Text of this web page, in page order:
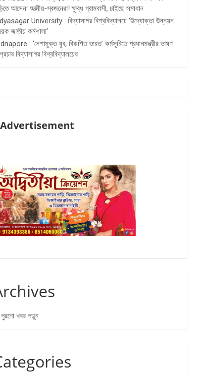
আসেনা আত্মীয়-স্বজনেরা! ক্ষুব্ধ গ্রামবাসী, চাইছে সমাধান
University : বিদ্যাসাগর বিশ্ববিদ্যালয়ে ‘উদ্যোক্তা উন্নয়ন
জাতীয় কর্মশালা’
: ‘নেশামুক্ত যুব, বিকশিত ভারত’ কর্মসূচিতে প্রধানমন্ত্রীর ভাষণ
বিদ্যাসাগর বিশ্ববিদ্যালয়ের
Advertisement
পুরনো খবর পড়ুন